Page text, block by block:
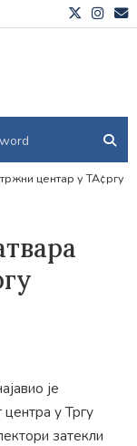
центар у ТА¢ргу
је
у Тргу
затекли